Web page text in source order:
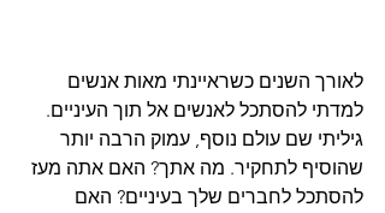
לאורך השנים כשראיינתי מאות אנשים
למדתי להסתכל לאנשים אל תוך העיניים.
גיליתי שם עולם נוסף, עמוק הרבה יותר
שהוסיף לתחקיר. מה אתך? האם אתה מעז
להסתכל לחברים שלך בעיניים? האם